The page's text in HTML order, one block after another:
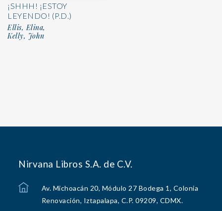
¡SHHH! ¡ESTOY
LEYENDO! (P.D.)
Ellis, Elina,
Kelly, John
Nirvana Libros S.A. de C.V.
Av. Michoacán 20, Módulo 27 Bodega 1, Colonia
Renovación, Iztapalapa, C.P. 09209, CDMX.